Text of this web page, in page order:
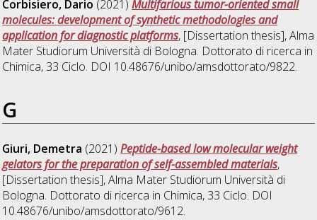
Corbisiero, Dario (2021)Multifarious tumor-oriented small
molecules: development of synthetic methodologies and
application for diagnostic platforms, [Dissertation thesis], Alma
Mater Studiorum Università di Bologna. Dottorato di ricerca in
Chimica, 33 Ciclo. DOI 10.48676/unibo/amsdottorato/9822.
G
Giuri, Demetra (2021)Peptide-based low molecular weight
gelators for the preparation of self-assembled materials,
[Dissertation thesis], Alma Mater Studiorum Università di
Bologna. Dottorato di ricerca in Chimica, 33 Ciclo. DOI
10.48676/unibo/amsdottorato/9612.